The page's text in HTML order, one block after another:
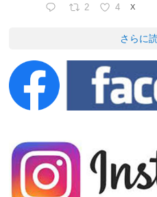
2 4 X
さらに